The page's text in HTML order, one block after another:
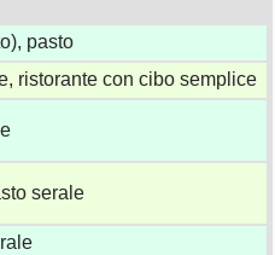
pasto
ristorante con cibo semplice
serale